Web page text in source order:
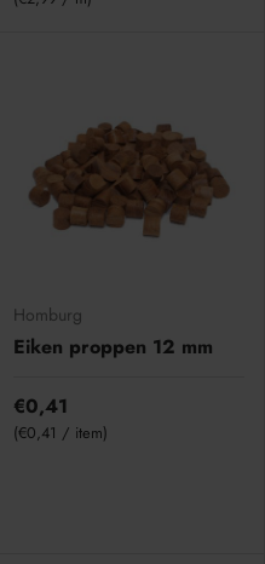
Homburg
Eiken proppen 12 mm
€0,41
Eenheid prijs
€0,41 / item